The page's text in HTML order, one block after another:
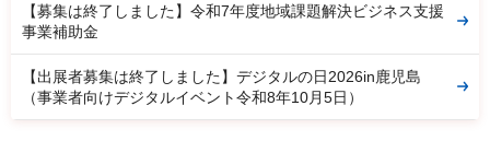
【募集は終了しました】令和7年度地域課題解決ビジネス支援
事業補助金
【出展者募集は終了しました】デジタルの日2026in鹿児島
（事業者向けデジタルイベント令和8年10月5日）